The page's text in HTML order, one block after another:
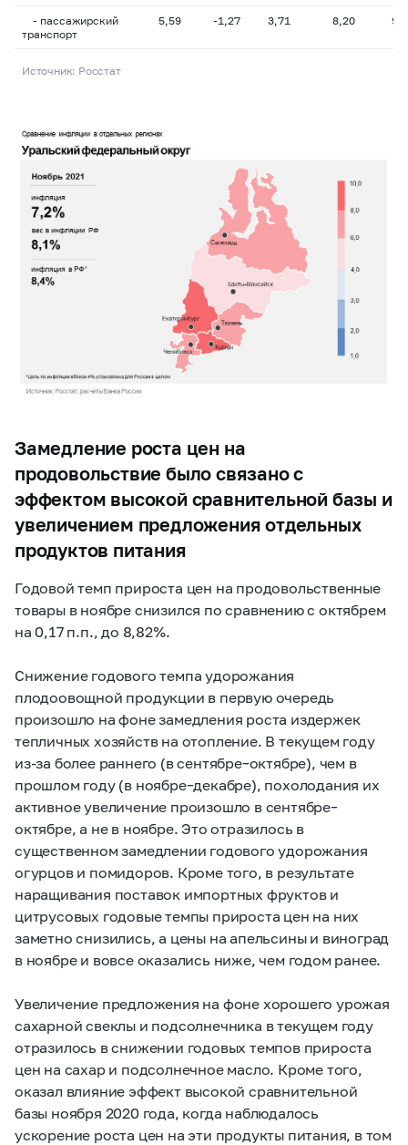
- пассажирский
транспорт
5,59 -1,27 3,71 8,20
Источник: Росстат
Замедление роста цен на
продовольствие было связано с
эффектом высокой сравнительной базы и
увеличением предложения отдельных
продуктов питания
Годовой темп прироста цен на продовольственные
товары в ноябре снизился по сравнению с октябрем
на 0,17 п.п., до 8,82%.
Снижение годового темпа удорожания
плодоовощной продукции в первую очередь
произошло на фоне замедления роста издержек
тепличных хозяйств на отопление. В текущем году
из-за более раннего (в сентябре–октябре), чем в
прошлом году (в ноябре–декабре), похолодания их
активное увеличение произошло в сентябре–
октябре, а не в ноябре. Это отразилось в
существенном замедлении годового удорожания
огурцов и помидоров. Кроме того, в результате
наращивания поставок импортных фруктов и
цитрусовых годовые темпы прироста цен на них
заметно снизились, а цены на апельсины и виноград
в ноябре и вовсе оказались ниже, чем годом ранее.
Увеличение предложения на фоне хорошего урожая
сахарной свеклы и подсолнечника в текущем году
отразилось в снижении годовых темпов прироста
цен на сахар и подсолнечное масло. Кроме того,
оказал влияние эффект высокой сравнительной
базы ноября 2020 года, когда наблюдалось
ускорение роста цен на эти продукты питания, в том